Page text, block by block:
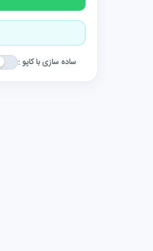
ساده سازی با کاپو :